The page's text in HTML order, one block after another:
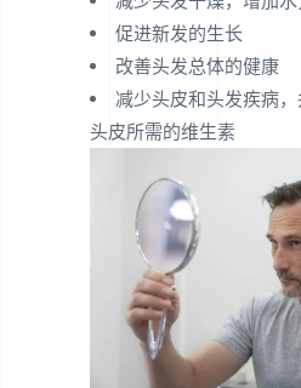
促进新发的生长
改善头发总体的健康
减少头皮和头发疾病
头皮所需的维生素